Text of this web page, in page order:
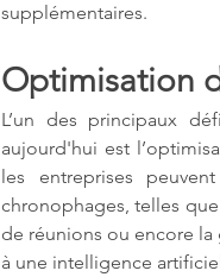
supplémentaires.
Optimisation
L’un des principaux
aujourd'hui est
les entreprises
chronophages, telles
de réunions ou encore
à une intelligence